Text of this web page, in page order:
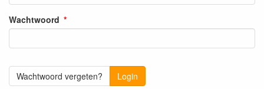
Wachtwoord
Wachtwoord vergeten? Login